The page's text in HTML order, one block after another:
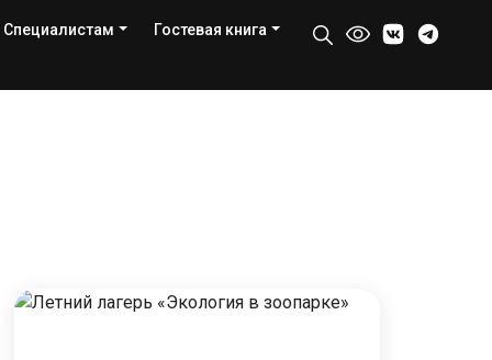
Специалистам Гостевая книга